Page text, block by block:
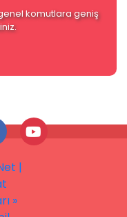
komutlara geniş